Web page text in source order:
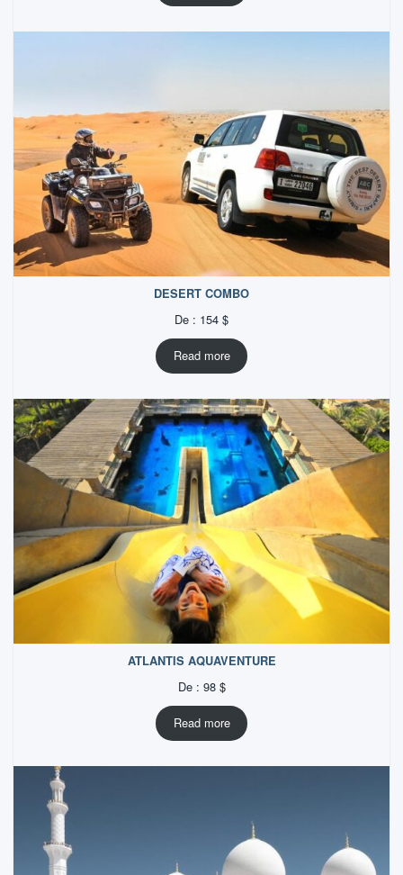
DESERT COMBO
De : 154 $
Read more
ATLANTIS AQUAVENTURE
De : 98 $
Read more